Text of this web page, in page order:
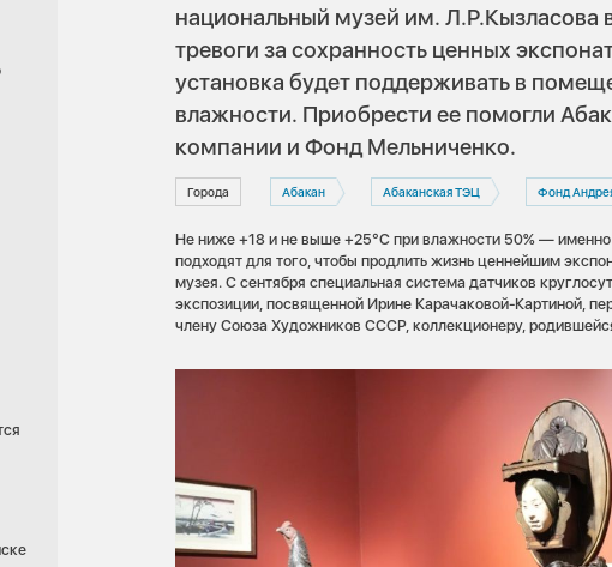
национальный музей им. Л.Р.Кызласова
тревоги за сохранность ценных
установка будет поддерживать в
влажности. Приобрести ее помогли
компании и Фонд Мельниченко.
Города Абакан Абаканская ТЭЦ Фонд
Не ниже +18 и не выше +25°С при влажности 50% —
подходят для того, чтобы продлить жизнь ценнейшим
музея. С сентября специальная система датчиков
экспозиции, посвященной Ирине Карачаковой-Картиной,
члену Союза Художников СССР, коллекционеру,